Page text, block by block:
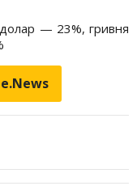
— 23%, гривня